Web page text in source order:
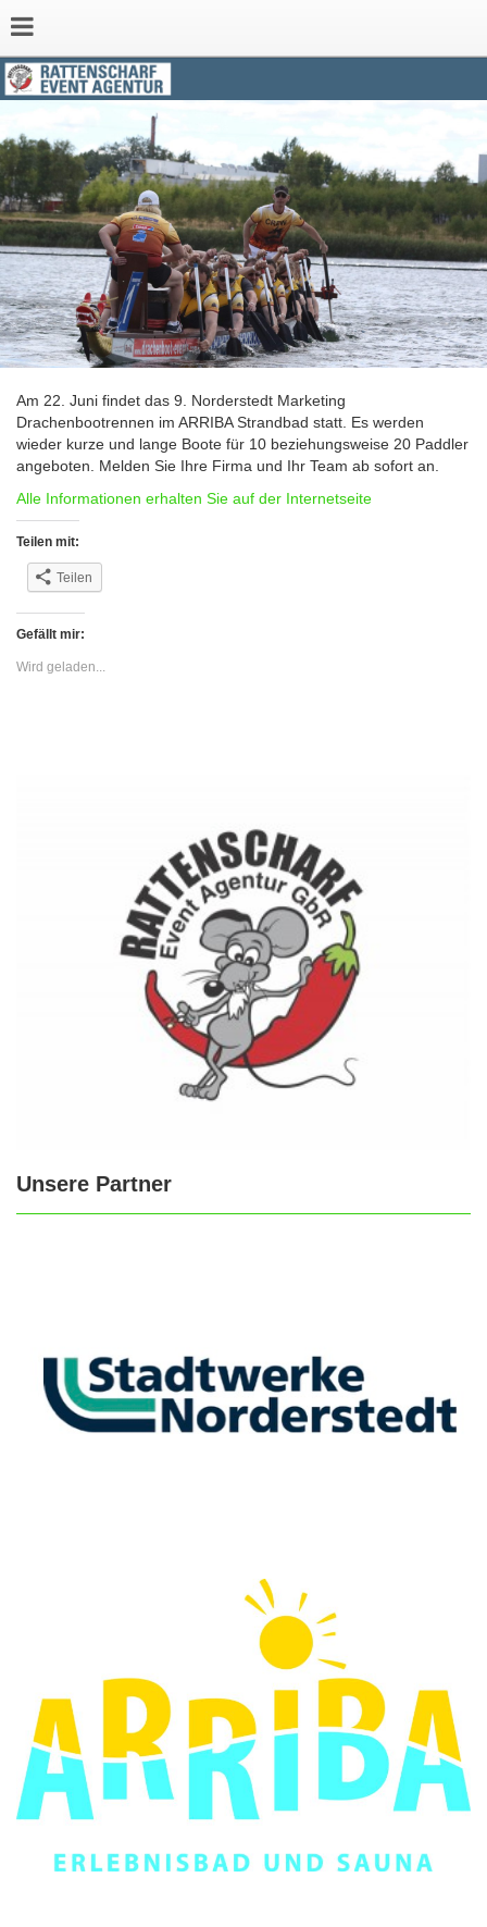
Am 22. Juni findet das 9. Norderstedt Marketing
Drachenbootrennen im ARRIBA Strandbad statt. Es werden
wieder kurze und lange Boote für 10 beziehungsweise 20 Paddler
angeboten. Melden Sie Ihre Firma und Ihr Team ab sofort an.
Alle Informationen erhalten Sie auf der Internetseite
Teilen mit:
Teilen
Gefällt mir:
Wird geladen...
Unsere Partner